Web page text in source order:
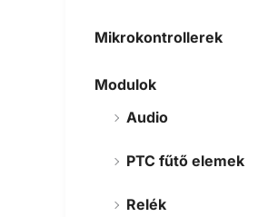
Mikrokontrollerek
Modulok
Audio
PTC fűtő elemek
Relék